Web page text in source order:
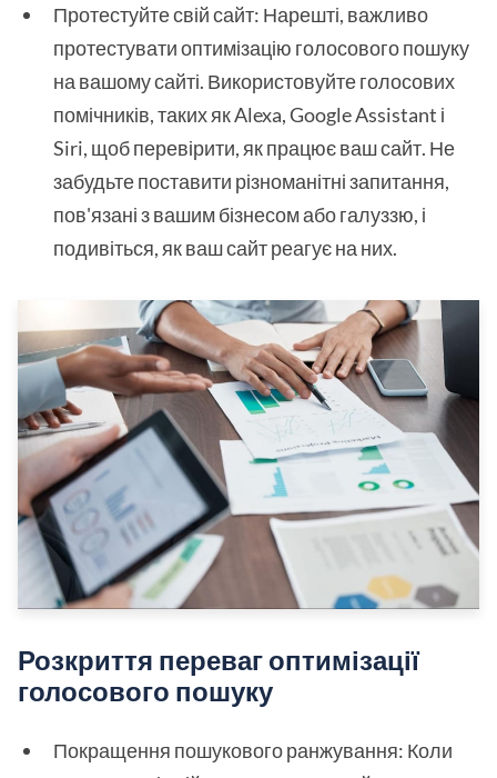
Протестуйте свій сайт: Нарешті, важливо
протестувати оптимізацію голосового пошуку
на вашому сайті. Використовуйте голосових
помічників, таких як Alexa, Google Assistant і
Siri, щоб перевірити, як працює ваш сайт. Не
забудьте поставити різноманітні запитання,
пов'язані з вашим бізнесом або галуззю, і
подивіться, як ваш сайт реагує на них.
Розкриття переваг оптимізації
голосового пошуку
Покращення пошукового ранжування: Коли